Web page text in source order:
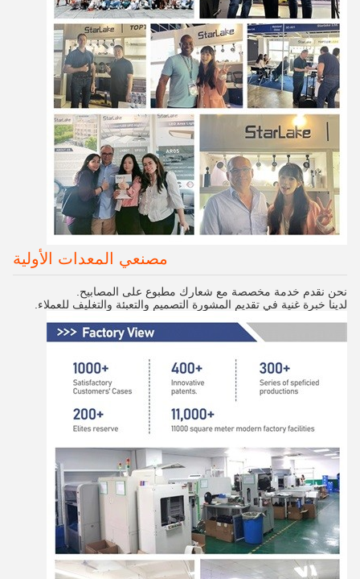
مصنعي المعدات الأولية
نحن نقدم خدمة مخصصة مع شعارك مطبوع على المصابيح.
لدينا خبرة غنية في تقديم المشورة التصميم والتعبئة والتغليف للعملاء.